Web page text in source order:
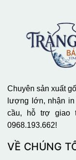
Chuyên sản xuất
lượng lớn, nhận
cầu, hỗ trợ giao
0968.193.662!
VỀ CHÚNG